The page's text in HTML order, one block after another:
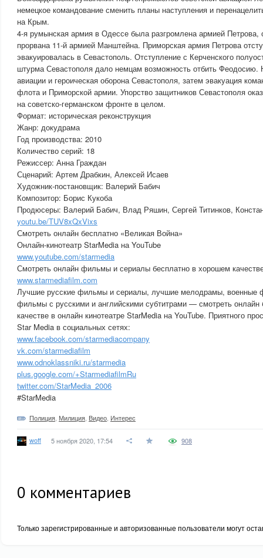
немецкое командование сменить планы наступления и
на Крым.
4-я румынская армия в Одессе была разгромлена армией Петрова,
прорвана 11-й армией Манштейна. Приморская армия Петрова
эвакуировалась в Севастополь. Отступление с Керченского
штурма Севастополя дало немцам возможность отбить Феодосию.
авиации и героическая оборона Севастополя, затем эвакуация
флота и Приморской армии. Упорство защитников Севастополя
на советско-германском фронте в целом.
Формат: историческая реконструкция
Жанр: докудрама
Год производства: 2010
Количество серий: 18
Режиссер: Анна Граждан
Сценарий: Артем Драбкин, Алексей Исаев
Художник-постановщик: Валерий Бабич
Композитор: Борис Кукоба
Продюсеры: Валерий Бабич, Влад Ряшин, Сергей Титинков,
youtu.be/TUV8xQxVixs
Смотреть онлайн бесплатно «Великая Война»
Онлайн-кинотеатр StarMedia на YouTube
www.youtube.com/starmedia
Смотреть онлайн фильмы и сериалы бесплатно в хорошем
www.starmediafilm.com
Лучшие русские фильмы и сериалы, лучшие мелодрамы, военные
фильмы с русскими и английскими субтитрами — смотреть онлайн
качестве в онлайн кинотеатре StarMedia на YouTube. Приятного
Star Media в социальных сетях:
www.facebook.com/starmediacompany
vk.com/starmediafilm
www.odnoklassniki.ru/starmedia
plus.google.com/+StarmediafilmRu
twitter.com/StarMedia_2006
#StarMedia
Полиция Милиция Видео Интерес
woff 5 ноября 2020, 17:54 908
0 комментариев
Только зарегистрированные и авторизованные пользователи могут